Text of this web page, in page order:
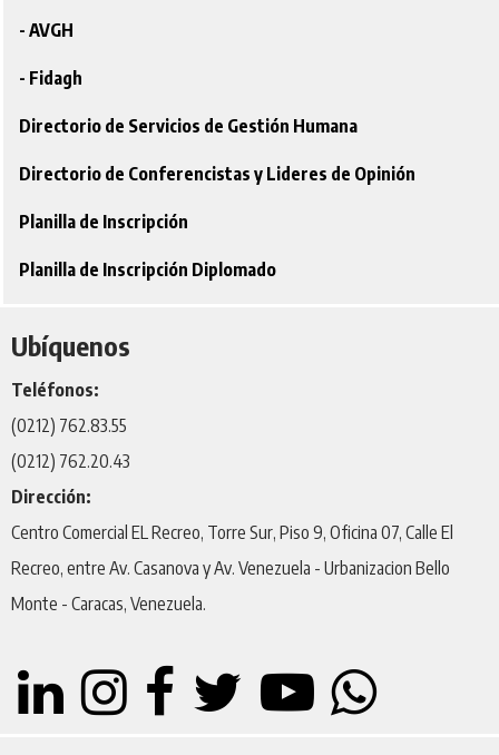
- AVGH
- Fidagh
Directorio de Servicios de Gestión Humana
Directorio de Conferencistas y Lideres de Opinión
Planilla de Inscripción
Planilla de Inscripción Diplomado
Ubíquenos
Teléfonos:
(0212) 762.83.55
(0212) 762.20.43
Dirección:
Centro Comercial EL Recreo, Torre Sur, Piso 9, Oficina 07, Calle El
Recreo, entre Av. Casanova y Av. Venezuela - Urbanizacion Bello
Monte - Caracas, Venezuela.